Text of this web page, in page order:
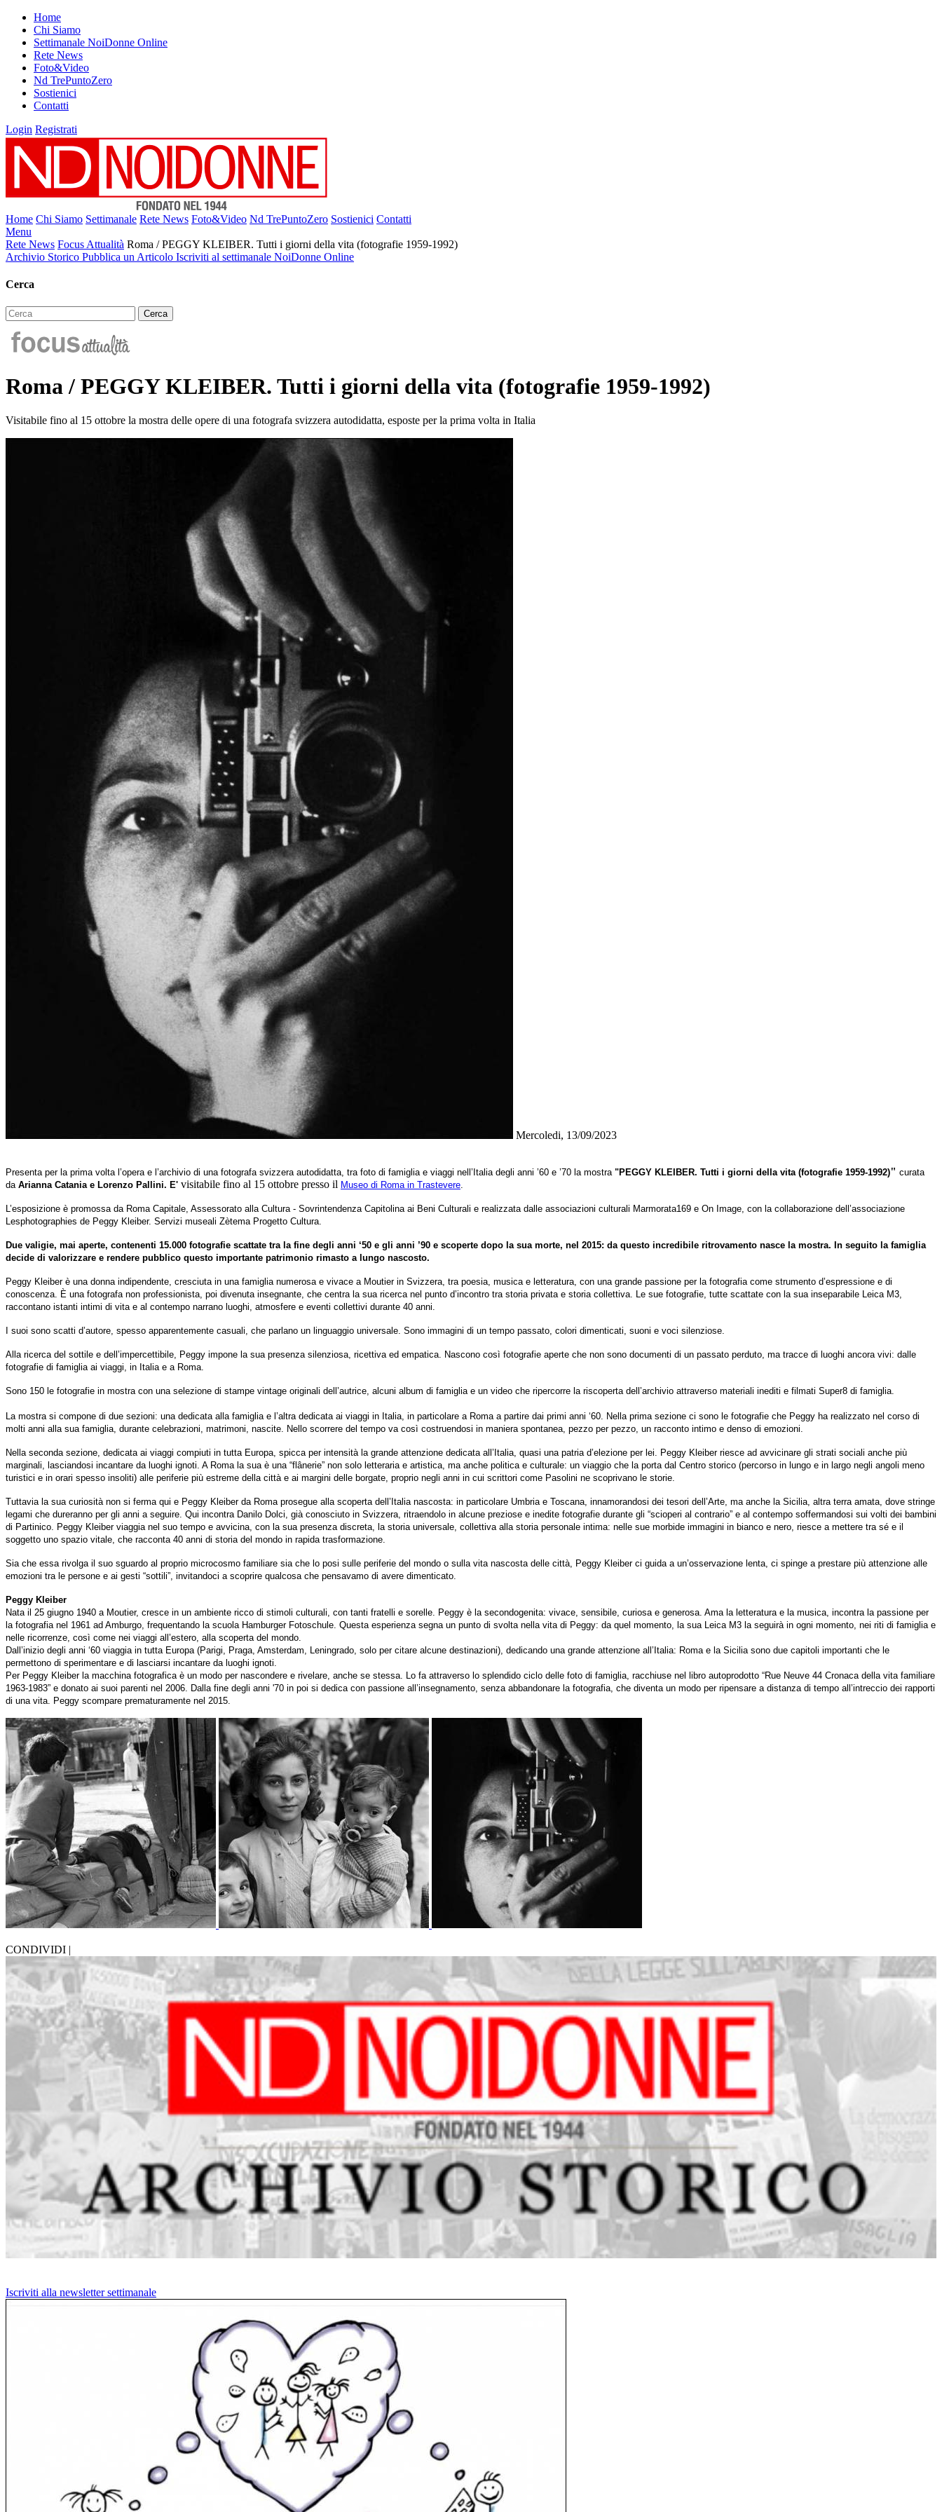
Home
Chi Siamo
Settimanale NoiDonne Online
Rete News
Foto&Video
Nd TrePuntoZero
Sostienici
Contatti
Login Registrati
Home Chi Siamo Settimanale Rete News Foto&Video Nd TrePuntoZero Sostienici Contatti
Menu
Rete News Focus Attualità Roma / PEGGY KLEIBER. Tutti i giorni della vita (fotografie 1959-1992)
Archivio Storico Pubblica un Articolo Iscriviti al settimanale NoiDonne Online
Cerca
Roma / PEGGY KLEIBER. Tutti i giorni della vita (fotografie 1959-1992)
Visitabile fino al 15 ottobre la mostra delle opere di una fotografa svizzera autodidatta, esposte per la prima volta in Italia
Mercoledi, 13/09/2023
Presenta per la prima volta l’opera e l’archivio di una fotografa svizzera autodidatta, tra foto di famiglia e viaggi nell’Italia degli anni ’60 e ’70 la mostra "PEGGY KLEIBER. Tutti i giorni della vita (fotografie 1959-1992)" curata
da Arianna Catania e Lorenzo Pallini. E' visitabile fino al 15 ottobre presso il Museo di Roma in Trastevere.
L’esposizione è promossa da Roma Capitale, Assessorato alla Cultura - Sovrintendenza Capitolina ai Beni Culturali e realizzata dalle associazioni culturali Marmorata169 e On Image, con la collaborazione dell’associazione
Lesphotographies de Peggy Kleiber. Servizi museali Zètema Progetto Cultura.
Due valigie, mai aperte, contenenti 15.000 fotografie scattate tra la fine degli anni ‘50 e gli anni ’90 e scoperte dopo la sua morte, nel 2015: da questo incredibile ritrovamento nasce la mostra. In seguito la famiglia
decide di valorizzare e rendere pubblico questo importante patrimonio rimasto a lungo nascosto.
Peggy Kleiber è una donna indipendente, cresciuta in una famiglia numerosa e vivace a Moutier in Svizzera, tra poesia, musica e letteratura, con una grande passione per la fotografia come strumento d’espressione e di
conoscenza. È una fotografa non professionista, poi divenuta insegnante, che centra la sua ricerca nel punto d’incontro tra storia privata e storia collettiva. Le sue fotografie, tutte scattate con la sua inseparabile Leica M3,
raccontano istanti intimi di vita e al contempo narrano luoghi, atmosfere e eventi collettivi durante 40 anni.
I suoi sono scatti d’autore, spesso apparentemente casuali, che parlano un linguaggio universale. Sono immagini di un tempo passato, colori dimenticati, suoni e voci silenziose.
Alla ricerca del sottile e dell’impercettibile, Peggy impone la sua presenza silenziosa, ricettiva ed empatica. Nascono così fotografie aperte che non sono documenti di un passato perduto, ma tracce di luoghi ancora vivi: dalle
fotografie di famiglia ai viaggi, in Italia e a Roma.
Sono 150 le fotografie in mostra con una selezione di stampe vintage originali dell’autrice, alcuni album di famiglia e un video che ripercorre la riscoperta dell’archivio attraverso materiali inediti e filmati Super8 di famiglia.
La mostra si compone di due sezioni: una dedicata alla famiglia e l’altra dedicata ai viaggi in Italia, in particolare a Roma a partire dai primi anni ‘60. Nella prima sezione ci sono le fotografie che Peggy ha realizzato nel corso di
molti anni alla sua famiglia, durante celebrazioni, matrimoni, nascite. Nello scorrere del tempo va così costruendosi in maniera spontanea, pezzo per pezzo, un racconto intimo e denso di emozioni.
Nella seconda sezione, dedicata ai viaggi compiuti in tutta Europa, spicca per intensità la grande attenzione dedicata all’Italia, quasi una patria d’elezione per lei. Peggy Kleiber riesce ad avvicinare gli strati sociali anche più
marginali, lasciandosi incantare da luoghi ignoti. A Roma la sua è una “flânerie” non solo letteraria e artistica, ma anche politica e culturale: un viaggio che la porta dal Centro storico (percorso in lungo e in largo negli angoli meno
turistici e in orari spesso insoliti) alle periferie più estreme della città e ai margini delle borgate, proprio negli anni in cui scrittori come Pasolini ne scoprivano le storie.
Tuttavia la sua curiosità non si ferma qui e Peggy Kleiber da Roma prosegue alla scoperta dell’Italia nascosta: in particolare Umbria e Toscana, innamorandosi dei tesori dell’Arte, ma anche la Sicilia, altra terra amata, dove stringe
legami che dureranno per gli anni a seguire. Qui incontra Danilo Dolci, già conosciuto in Svizzera, ritraendolo in alcune preziose e inedite fotografie durante gli “scioperi al contrario” e al contempo soffermandosi sui volti dei bambini
di Partinico. Peggy Kleiber viaggia nel suo tempo e avvicina, con la sua presenza discreta, la storia universale, collettiva alla storia personale intima: nelle sue morbide immagini in bianco e nero, riesce a mettere tra sé e il
soggetto uno spazio vitale, che racconta 40 anni di storia del mondo in rapida trasformazione.
Sia che essa rivolga il suo sguardo al proprio microcosmo familiare sia che lo posi sulle periferie del mondo o sulla vita nascosta delle città, Peggy Kleiber ci guida a un’osservazione lenta, ci spinge a prestare più attenzione alle
emozioni tra le persone e ai gesti “sottili”, invitandoci a scoprire qualcosa che pensavamo di avere dimenticato.
Peggy Kleiber
Nata il 25 giugno 1940 a Moutier, cresce in un ambiente ricco di stimoli culturali, con tanti fratelli e sorelle. Peggy è la secondogenita: vivace, sensibile, curiosa e generosa. Ama la letteratura e la musica, incontra la passione per
la fotografia nel 1961 ad Amburgo, frequentando la scuola Hamburger Fotoschule. Questa esperienza segna un punto di svolta nella vita di Peggy: da quel momento, la sua Leica M3 la seguirà in ogni momento, nei riti di famiglia e
nelle ricorrenze, così come nei viaggi all’estero, alla scoperta del mondo.
Dall’inizio degli anni ‘60 viaggia in tutta Europa (Parigi, Praga, Amsterdam, Leningrado, solo per citare alcune destinazioni), dedicando una grande attenzione all’Italia: Roma e la Sicilia sono due capitoli importanti che le
permettono di sperimentare e di lasciarsi incantare da luoghi ignoti.
Per Peggy Kleiber la macchina fotografica è un modo per nascondere e rivelare, anche se stessa. Lo fa attraverso lo splendido ciclo delle foto di famiglia, racchiuse nel libro autoprodotto “Rue Neuve 44 Cronaca della vita familiare
1963-1983” e donato ai suoi parenti nel 2006. Dalla fine degli anni '70 in poi si dedica con passione all’insegnamento, senza abbandonare la fotografia, che diventa un modo per ripensare a distanza di tempo all’intreccio dei rapporti
di una vita. Peggy scompare prematuramente nel 2015.
CONDIVIDI |
Iscriviti alla newsletter settimanale